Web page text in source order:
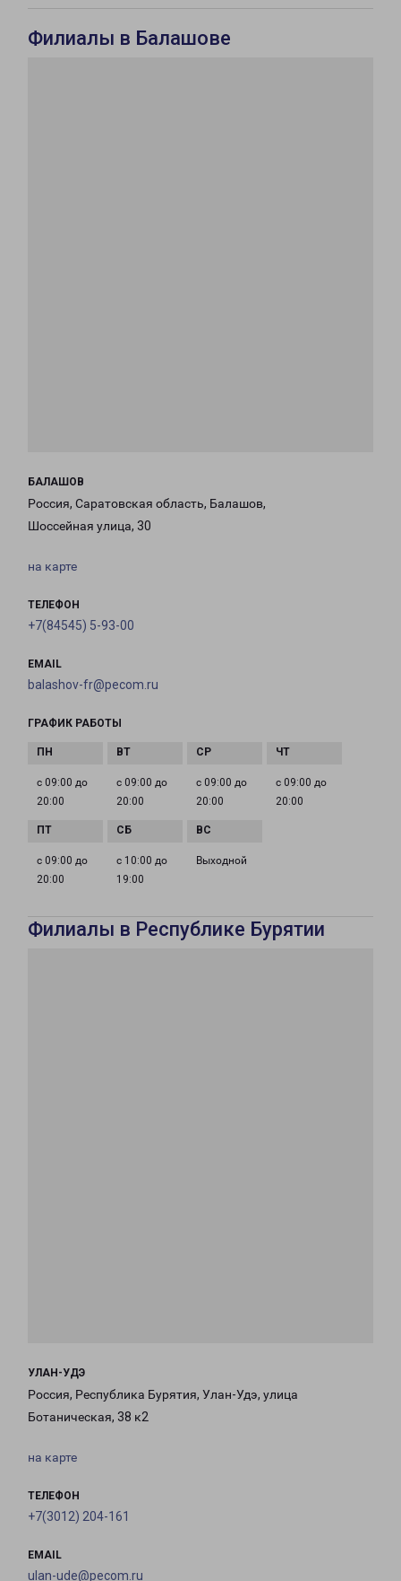
Филиалы в Балашове
БАЛАШОВ
Россия, Саратовская область, Балашов,
Шоссейная улица, 30
на карте
ТЕЛЕФОН
+7(84545) 5-93-00
EMAIL
balashov-fr@pecom.ru
ГРАФИК РАБОТЫ
с 09:00 до
20:00
с 09:00 до
20:00
с 09:00 до
20:00
с 09:00 до
20:00
с 09:00 до
20:00
с 10:00 до
19:00
Выходной
Филиалы в Республике Бурятии
УЛАН-УДЭ
Россия, Республика Бурятия, Улан-Удэ, улица
Ботаническая, 38 к2
на карте
ТЕЛЕФОН
+7(3012) 204-161
EMAIL
ulan-ude@pecom.ru